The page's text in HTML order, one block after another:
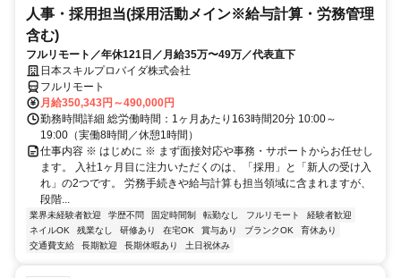
人事・採用担当(採用活動メイン※給与計算・労務管理
含む)
フルリモート／年休121日／月給35万〜49万／代表直下
日本スキルプロバイダ株式会社
フルリモート
月給350,343円～490,000円
勤務時間詳細 総労働時間：1ヶ月あたり163時間20分 10:00～
19:00（実働8時間／休憩1時間）
仕事内容 ※ はじめに ※ まず面接対応や事務・サポートからお任せし
ます。 入社1ヶ月目に注力いただくのは、「採用」と「新人の受け入
れ」の2つです。 労務手続きや給与計算も担当領域に含まれますが、
段階...
業界未経験者歓迎 学歴不問 固定時間制 転勤なし フルリモート
経験者歓迎
ネイルOK
残業なし 研修あり 在宅OK 賞与あり ブランクOK
育休あり
交通費支給
長期歓迎 長期休暇あり 土日祝休み